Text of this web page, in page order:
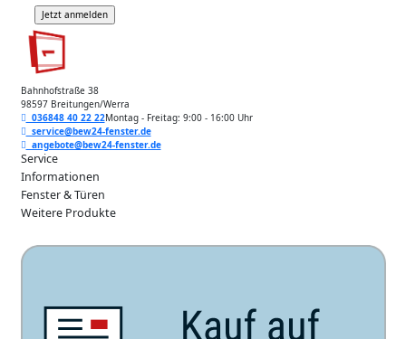
Bahnhofstraße 38
98597 Breitungen/Werra
036848 40 22 22Montag - Freitag: 9:00 - 16:00 Uhr
service@bew24-fenster.de
angebote@bew24-fenster.de
Service
Informationen
Fenster & Türen
Weitere Produkte